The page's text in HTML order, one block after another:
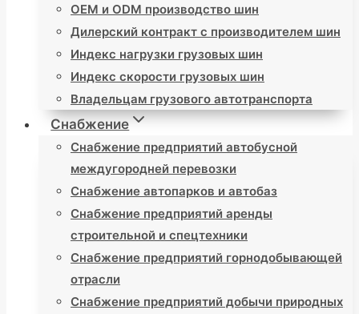
OEM и ODM производство шин
Дилерский контракт с производителем шин
Индекс нагрузки грузовых шин
Индекс скорости грузовых шин
Владельцам грузового автотранспорта
Снабжение
Снабжение предприятий автобусной
междугородней перевозки
Снабжение автопарков и автобаз
Снабжение предприятий аренды
строительной и спецтехники
Снабжение предприятий горнодобывающей
отрасли
Снабжение предприятий добычи природных